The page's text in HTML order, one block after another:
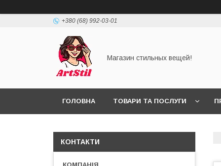
+380 (68) 992-03-01
Магазин стильных вещей!
ГОЛОВНА ТОВАРИ ТА ПОСЛУГИ
КОНТАКТИ